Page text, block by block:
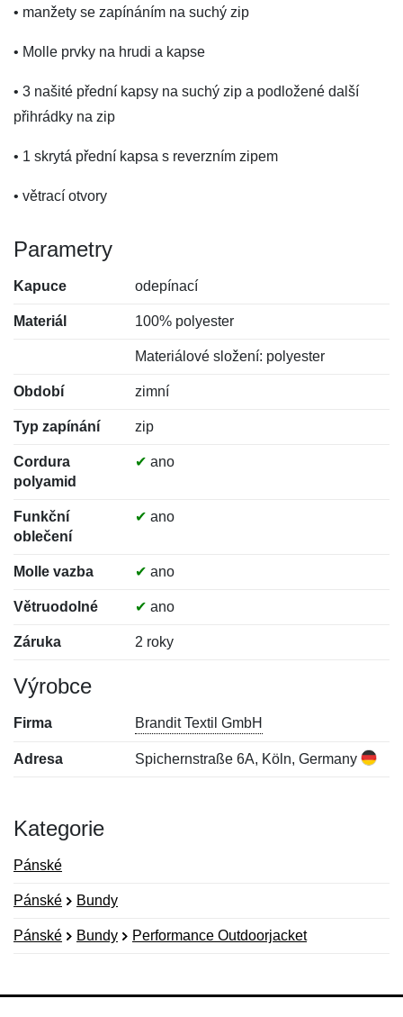
• manžety se zapínáním na suchý zip
• Molle prvky na hrudi a kapse
• 3 našité přední kapsy na suchý zip a podložené další
přihrádky na zip
• 1 skrytá přední kapsa s reverzním zipem
• větrací otvory
Parametry
Kapuce odepínací
Materiál 100% polyester
Materiálové složení: polyester
Období zimní
Typ zapínání zip
Cordura
polyamid
✔ ano
Funkční
oblečení
✔ ano
Molle vazba ✔ ano
Větruodolné ✔ ano
Záruka 2 roky
Výrobce
Firma Brandit Textil GmbH
Adresa Spichernstraße 6A, Köln, Germany
Kategorie
Pánské
Pánské Bundy
Pánské Bundy Performance Outdoorjacket